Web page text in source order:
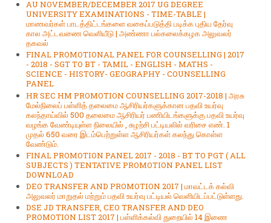
AU NOVEMBER/DECEMBER 2017 UG DEGREE
UNIVERSITY EXAMINATIONS - TIME-TABLE |
மாணவர்கள் பாடத்திட்டங்களை வகைப்படுத்தி படிக்க புதிய தேர்வு
கால அட்டவணை வெளியீடு | அண்ணா பல்கலைக்கழக அலுவலர்
தகவல்
FINAL PROMOTIONAL PANEL FOR COUNSELLING | 2017
- 2018 - SGT TO BT - TAMIL - ENGLISH - MATHS -
SCIENCE - HISTORY- GEOGRAPHY - COUNSELLING
PANEL
HR SEC HM PROMOTION COUNSELLING 2017-2018 | அரசு
மேல்நிலைப் பள்ளித் தலைமை ஆசிரியர்களுக்கான பதவி உயர்வு
கலந்தாய்வில் 500 தலைமை ஆசிரியர் பணியிடங்களுக்கு பதவி உயர்வு
வழங்க வேண்டியுள்ள நிலையில் , சுழற்சி பட்டியலில் வரிசை எண். 1
முதல் 650 வரை இடம்பெற்றுள்ள ஆசிரியர்கள் கலந்து கொள்ள
வேண்டும்.
FINAL PROMOTION PANEL 2017 - 2018 - BT TO PGT ( ALL
SUBJECTS ) TENTATIVE PROMOTION PANEL LIST
DOWNLOAD
DEO TRANSFER AND PROMOTION 2017 | மாவட்டக் கல்வி
அலுவலர் மாறுதல் மற்றும் பதவி உயர்வு பட்டியல் வெளியிடப்பட்டுள்ளது.
DSE JD TRANSFER, CEO TRANSFER AND DEO
PROMOTION LIST 2017 | பள்ளிக்கல்வி துறையில் 14 இணை